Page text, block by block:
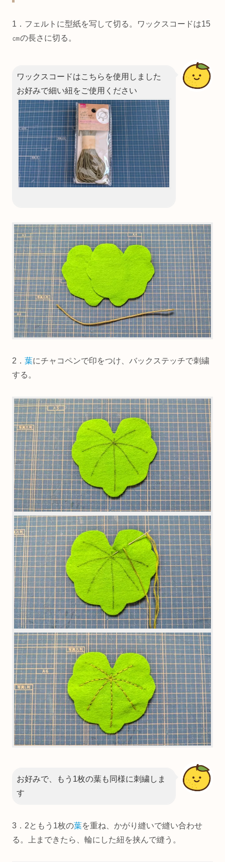
1．フェルトに型紙を写して切る。ワックスコードは15
㎝の長さに切る。
ワックスコードはこちらを使用しました
お好みで細い紐をご使用ください
2． 葉にチャコペンで印をつけ、バックステッチで刺繍
する。
お好みで、もう1枚の葉も同様に刺繍しま
す
3．2ともう1枚の葉を重ね、かがり縫いで縫い合わせ
る。上まできたら、輪にした紐を挟んで縫う。